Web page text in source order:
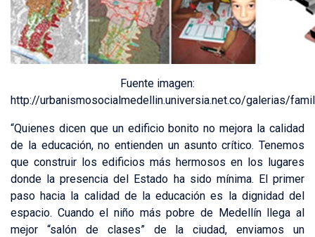
Fuente imagen:
http://urbanismosocialmedellin.universia.net.co/galerias/
“Quienes dicen que un edificio bonito no mejora la calidad
de la educación, no entienden un asunto crítico. Tenemos
que construir los edificios más hermosos en los lugares
donde la presencia del Estado ha sido mínima. El primer
paso hacia la calidad de la educación es la dignidad del
espacio. Cuando el niño más pobre de Medellín llega al
mejor “salón de clases” de la ciudad, enviamos un